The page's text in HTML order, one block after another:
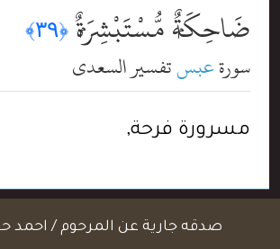
ضَاحِكَةٌۭ مُّسْتَبْشِرَةٌۭ ﴿٣٩﴾
سورةعبستفسير السعدي
مسرورة فرحة,
صدقه جارية عن المرحوم / احمد